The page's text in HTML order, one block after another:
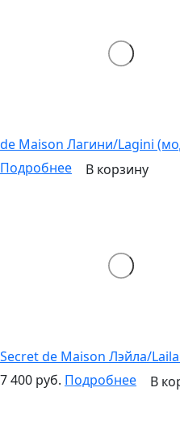
de Maison Лагини/Lagini
Подробнее
В корзину
Secret de Maison Лэйла/
7 400 руб. Подробнее В